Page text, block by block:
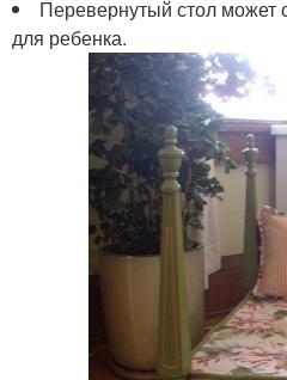
Перевернутый стол может
для ребенка.